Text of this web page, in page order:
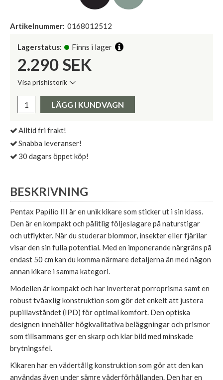
Artikelnummer: 0168012512
Lagerstatus: Finns i lager
2.290 SEK
Visa prishistorik
Pris:
LÄGG I KUNDVAGN
Alltid fri frakt!
Snabba leveranser!
30 dagars öppet köp!
BESKRIVNING
Pentax Papilio III är en unik kikare som sticker ut i sin klass.
Den är en kompakt och pålitlig följeslagare på naturstigar
och utflykter. När du studerar blommor, insekter eller fjärilar
visar den sin fulla potential. Med en imponerande närgräns på
endast 50 cm kan du komma närmare detaljerna än med någon
annan kikare i samma kategori.
Modellen är kompakt och har inverterat porroprisma samt en
robust tvåaxlig konstruktion som gör det enkelt att justera
pupillavståndet (IPD) för optimal komfort. Den optiska
designen innehåller högkvalitativa beläggningar och prismor
som tillsammans ger en skarp och klar bild med minskade
brytningsfel.
Kikaren har en vädertålig konstruktion som gör att den kan
användas även under sämre väderförhållanden. Den har en